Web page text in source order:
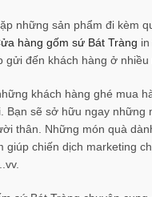
những sản phẩm đi kèm
hàng gốm sứ Bát Tràng
gửi đến khách hàng ở nhiều
khách hàng ghé mua
Bạn sẽ sở hữu ngay những
thân. Những món quà
giúp chiến dịch marketing